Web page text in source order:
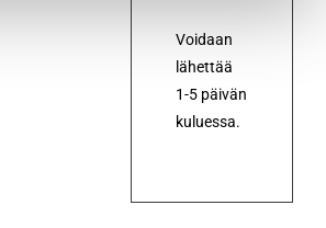
Voidaan
lähettää
1-5 päivän
kuluessa.